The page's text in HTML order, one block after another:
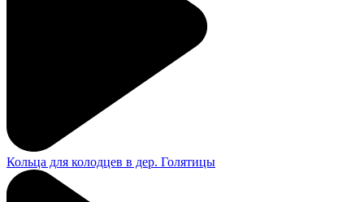
Кольца для колодцев в дер. Голятицы